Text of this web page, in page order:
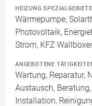
HEIZUNG SPEZIALGEBIETE
Wärmepumpe,
Photovoltaik,
Strom, KFZ
ANGEBOTENE
Wartung, Reparatur,
Austausch,
Installation,